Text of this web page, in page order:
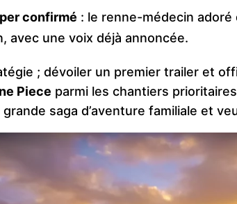
confirmé : le renne-médecin
avec une voix déjà annoncée.
; dévoiler un premier trailer et
Piece parmi les chantiers
saga d’aventure familiale et